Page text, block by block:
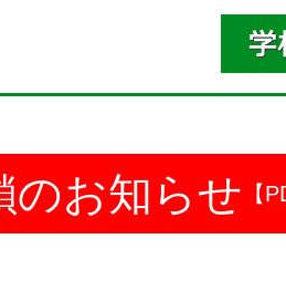
のお知らせ 【